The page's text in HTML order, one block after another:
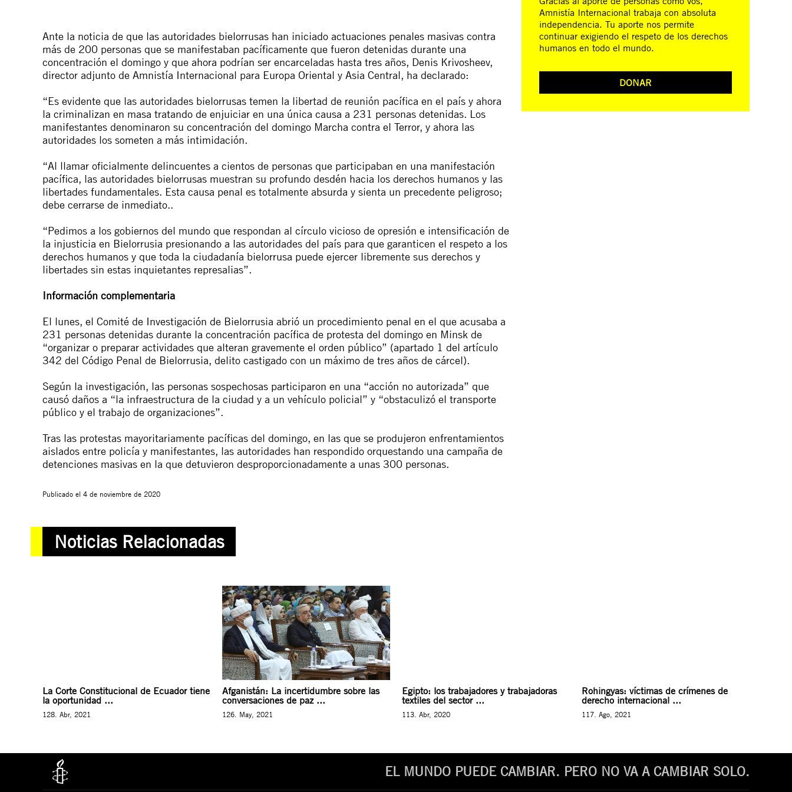
Ante la noticia de que las autoridades bielorrusas han iniciado actuaciones penales masivas contra
más de 200 personas que se manifestaban pacíficamente que fueron detenidas durante una
concentración el domingo y que ahora podrían ser encarceladas hasta tres años, Denis Krivosheev,
director adjunto de Amnistía Internacional para Europa Oriental y Asia Central, ha declarado:
“Es evidente que las autoridades bielorrusas temen la libertad de reunión pacífica en el país y ahora
la criminalizan en masa tratando de enjuiciar en una única causa a 231 personas detenidas. Los
manifestantes denominaron su concentración del domingo Marcha contra el Terror, y ahora las
autoridades los someten a más intimidación.
“Al llamar oficialmente delincuentes a cientos de personas que participaban en una manifestación
pacífica, las autoridades bielorrusas muestran su profundo desdén hacia los derechos humanos y las
libertades fundamentales. Esta causa penal es totalmente absurda y sienta un precedente peligroso;
debe cerrarse de inmediato..
“Pedimos a los gobiernos del mundo que respondan al círculo vicioso de opresión e intensificación de
la injusticia en Bielorrusia presionando a las autoridades del país para que garanticen el respeto a los
derechos humanos y que toda la ciudadanía bielorrusa puede ejercer libremente sus derechos y
libertades sin estas inquietantes represalias”.
Información complementaria
El lunes, el Comité de Investigación de Bielorrusia abrió un procedimiento penal en el que acusaba a
231 personas detenidas durante la concentración pacífica de protesta del domingo en Minsk de
“organizar o preparar actividades que alteran gravemente el orden público” (apartado 1 del artículo
342 del Código Penal de Bielorrusia, delito castigado con un máximo de tres años de cárcel).
Según la investigación, las personas sospechosas participaron en una “acción no autorizada” que
causó daños a “la infraestructura de la ciudad y a un vehículo policial” y “obstaculizó el transporte
público y el trabajo de organizaciones”.
Tras las protestas mayoritariamente pacíficas del domingo, en las que se produjeron enfrentamientos
aislados entre policía y manifestantes, las autoridades han respondido orquestando una campaña de
detenciones masivas en la que detuvieron desproporcionadamente a unas 300 personas.
Publicado el 4 de noviembre de 2020
Amnistía Internacional trabaja con absoluta
independencia. Tu aporte nos permite
continuar exigiendo el respeto de los derechos
humanos en todo el mundo.
DONAR
Noticias Relacionadas
La Corte Constitucional de Ecuador tiene
la oportunidad ...
128. Abr, 2021
Afganistán: La incertidumbre sobre las
conversaciones de paz ...
126. May, 2021
Egipto: los trabajadores y trabajadoras
textiles del sector ...
113. Abr, 2020
Rohingyas: víctimas de crímenes de
derecho internacional ...
117. Ago, 2021
EL MUNDO PUEDE CAMBIAR. PERO NO VA A CAMBIAR SOLO.